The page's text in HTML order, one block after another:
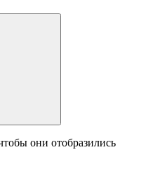
они отобразились